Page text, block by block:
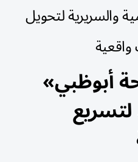
والسريرية لتحويل
أبوظبي»